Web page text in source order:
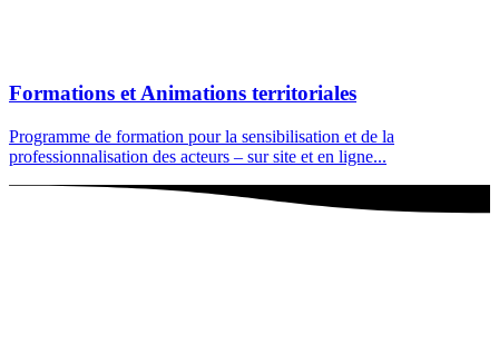
Formations et Animations territoriales
Programme de formation pour la sensibilisation et de la
professionnalisation des acteurs – sur site et en ligne...